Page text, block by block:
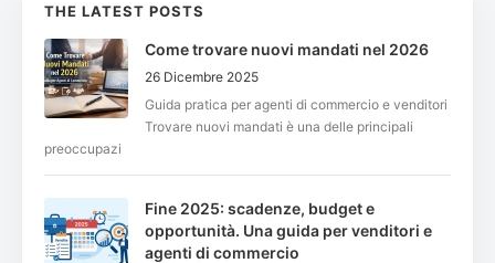
THE LATEST POSTS
Come trovare nuovi mandati nel 2026
26 Dicembre 2025
Guida pratica per agenti di commercio e venditori
Trovare nuovi mandati è una delle principali
preoccupazi
Fine 2025: scadenze, budget e
opportunità. Una guida per venditori e
agenti di commercio